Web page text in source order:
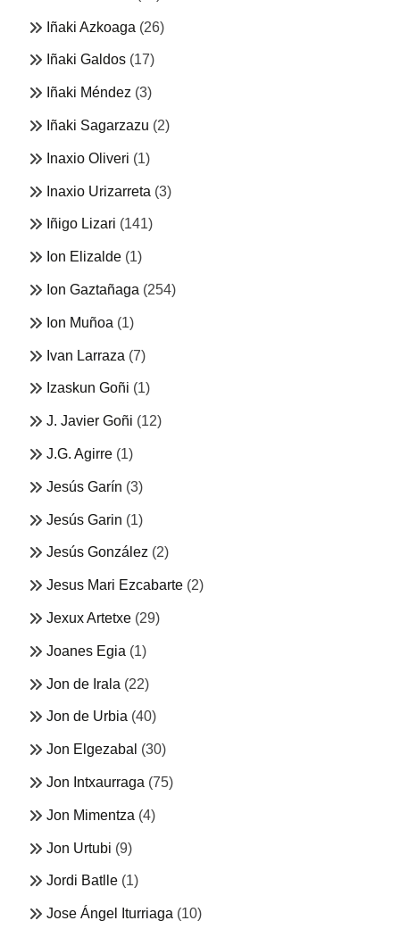
Iñaki Azkoaga (26)
Iñaki Galdos (17)
Iñaki Méndez (3)
Iñaki Sagarzazu (2)
Inaxio Oliveri (1)
Inaxio Urizarreta (3)
Iñigo Lizari (141)
Ion Elizalde (1)
Ion Gaztañaga (254)
Ion Muñoa (1)
Ivan Larraza (7)
Izaskun Goñi (1)
J. Javier Goñi (12)
J.G. Agirre (1)
Jesús Garín (3)
Jesús Garin (1)
Jesús González (2)
Jesus Mari Ezcabarte (2)
Jexux Artetxe (29)
Joanes Egia (1)
Jon de Irala (22)
Jon de Urbia (40)
Jon Elgezabal (30)
Jon Intxaurraga (75)
Jon Mimentza (4)
Jon Urtubi (9)
Jordi Batlle (1)
Jose Ángel Iturriaga (10)